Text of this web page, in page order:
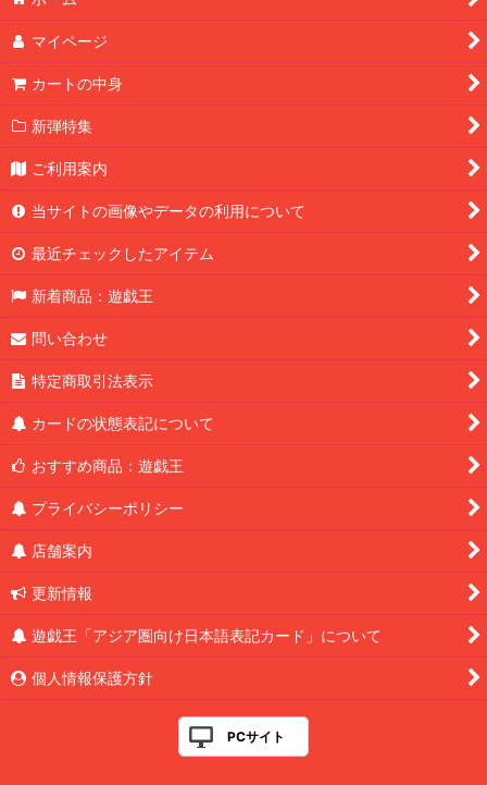
マイページ
カートの中身
新弾特集
ご利用案内
当サイトの画像やデータの利用について
最近チェックしたアイテム
新着商品：遊戯王
問い合わせ
特定商取引法表示
カードの状態表記について
おすすめ商品：遊戯王
プライバシーポリシー
店舗案内
更新情報
遊戯王「アジア圏向け日本語表記カード」について
個人情報保護方針
PCサイト